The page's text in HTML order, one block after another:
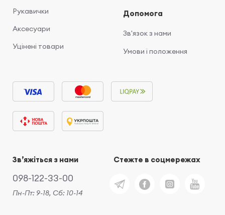
Рукавички
Аксесуари
Уцінені товари
Допомога
Зв'язок з нами
Умови і положення
Звʼяжіться з нами
098-122-33-00
Пн-Пт: 9-18, Сб: 10-14
Стежте в соцмережах